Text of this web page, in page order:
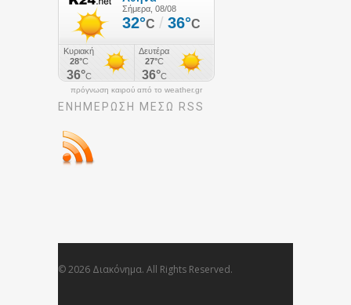
πρόγνωση καιρού από το weather.gr
ΕΝΗΜΈΡΩΣΉ ΜΕΣΩ RSS
© 2026 Διακόνημα. All Rights Reserved.